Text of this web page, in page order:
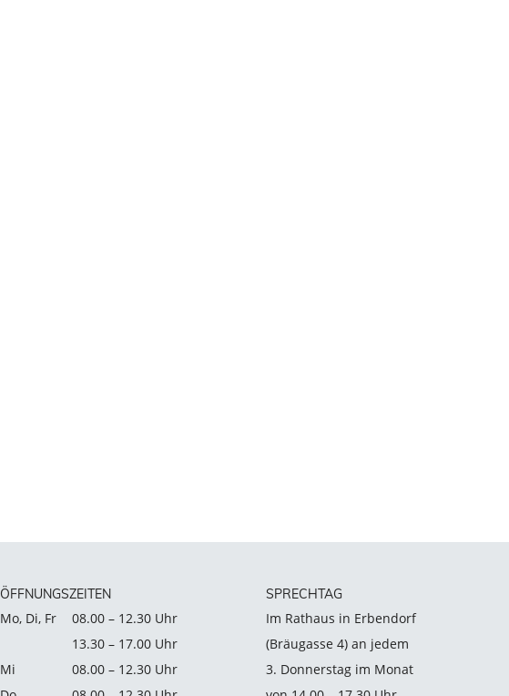
ÖFFNUNGSZEITEN
Mo, Di, Fr
08.00 – 12.30 Uhr
13.30 – 17.00 Uhr
Mi
08.00 – 12.30 Uhr
SPRECHTAG
Im Rathaus in Erbendorf
(Bräugasse 4) an jedem
3. Donnerstag im Monat